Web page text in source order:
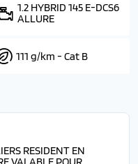
1.2 HYBRID 145 E-DCS6
ALLURE
111 g/km - Cat B
RESIDENT EN